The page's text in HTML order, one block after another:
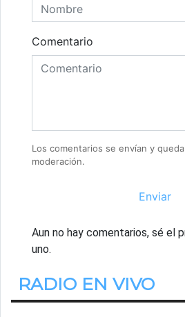
Comentario
Los comentarios se envían y
moderación.
Enviar
Aun no hay comentarios, sé el
uno.
RADIO EN VIVO